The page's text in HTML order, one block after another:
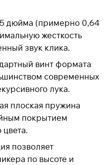
дюйма (примерно 0,64
жесткость
звук клика.
винт формата
современных
лука.
плоская пружина
покрытием
позволяет
по высоте и
в 2 недели